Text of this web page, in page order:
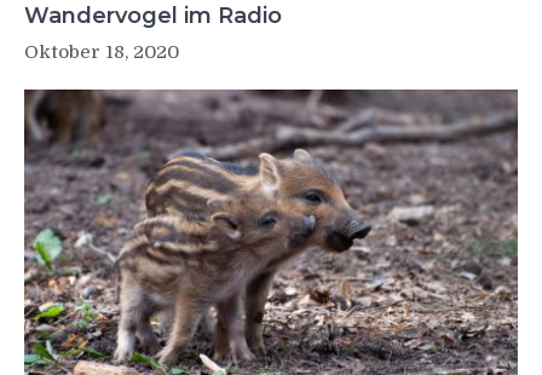
Wandervogel im Radio
Oktober 18, 2020